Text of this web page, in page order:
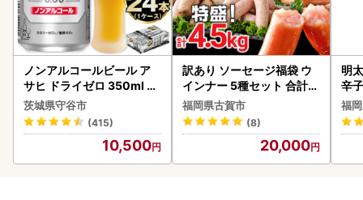
ノンアルコールビール ア
サヒ ドライゼロ 350ml 24
本 ノンアル ビール asashi
守谷市
茨城県守谷市
(415)
10,500
訳あり ソーセージ福袋 ウ
インナー 5種セット 合計4.
5kg ソーセージ
福岡県古賀市
(8)
20,000
明
辛
福